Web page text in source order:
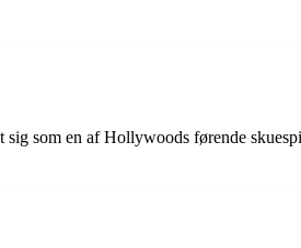
som en af Hollywoods førende